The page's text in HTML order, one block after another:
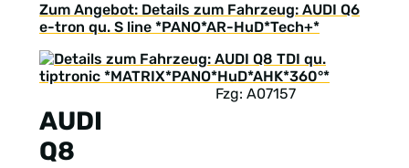
Zum Angebot: Details zum Fahrzeug: AUDI Q6
e-tron qu. S line *PANO*AR-HuD*Tech+*
AUDI
Q8
Fzg: A07157